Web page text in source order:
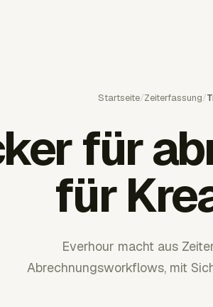
Startseite/Zeiterfassung/
für
für
Everhour macht aus
Abrechnungsworkflows, mit